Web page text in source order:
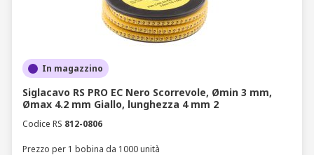
In magazzino
Siglacavo RS PRO EC Nero Scorrevole, Ømin 3 mm,
Ømax 4.2 mm Giallo, lunghezza 4 mm 2
Codice RS 812-0806
Prezzo per 1 bobina da 1000 unità